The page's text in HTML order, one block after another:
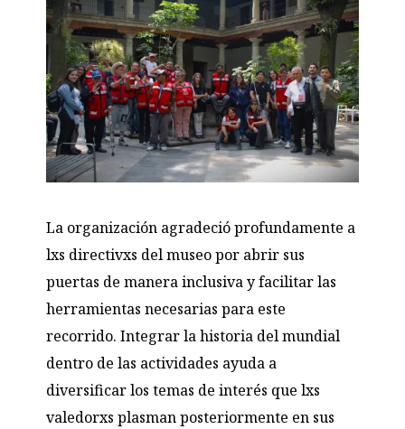
La organización agradeció profundamente a
lxs directivxs del museo por abrir sus
puertas de manera inclusiva y facilitar las
herramientas necesarias para este
recorrido. Integrar la historia del mundial
dentro de las actividades ayuda a
diversificar los temas de interés que lxs
valedorxs plasman posteriormente en sus